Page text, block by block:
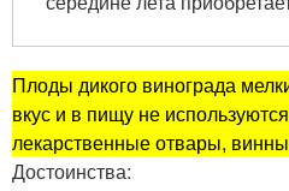
Плоды дикого винограда
вкус и в пищу не
лекарственные отвары,
Достоинства: